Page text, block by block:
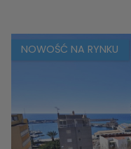
NOWOŚĆ NA RYNKU